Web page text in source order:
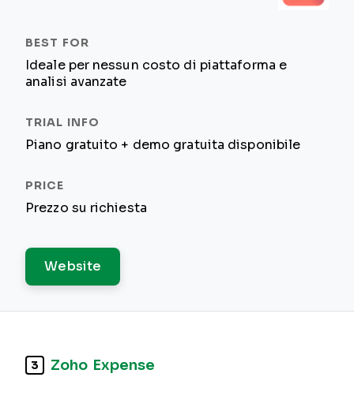
Ideale per nessun costo di piattaforma e
analisi avanzate
Piano gratuito + demo gratuita disponibile
Prezzo su richiesta
Website
3 Zoho Expense